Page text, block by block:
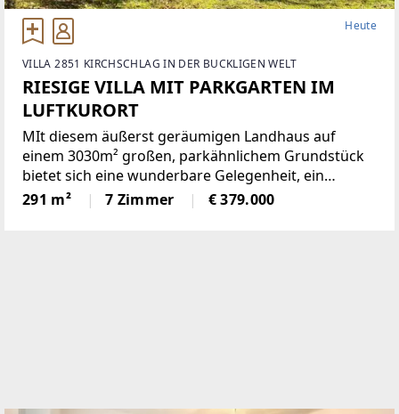
Heute
VILLA 2851 KIRCHSCHLAG IN DER BUCKLIGEN WELT
RIESIGE VILLA MIT PARKGARTEN IM
LUFTKURORT
MIt diesem äußerst geräumigen Landhaus auf
einem 3030m² großen, parkähnlichem Grundstück
bietet sich eine wunderbare Gelegenheit, ein
einmaliges Domizil in der beliebten Gemeinde
Krumbach zu schaffen!Das 1972 in Ziegelbauweise
291 m² 7 Zimmer € 379.000